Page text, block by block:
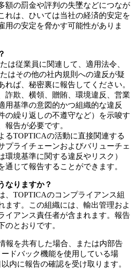
額の罰金や評判の失墜などにつなが
れは、ひいては当社の経済的安定を
用の安定を脅かす可能性がありま
は従業員に関連して、適用法令、
はその他の社内規則への違反が疑
れば、秘密裏に報告してください。
詐欺、横領、贈賄、環境違反、営業
用基準の意図的かつ組織的な違反
の繰り返しの不遵守など）を示唆す
報告が必要です。
るTOPTICAの活動に直接関連する
プライチェーンおよびバリューチェ
環境基準に関する違反やリスク）
通じて報告することができます。
なりますか？
、TOPTICAのコンプライアンス組
ます。この組織には、輸出管理およ
イアンス責任者が含まれます。報告
のとおりです。
報を共有した場合、または内部告
ドバック機能を使用している場
内に報告の確認を受け取ります。